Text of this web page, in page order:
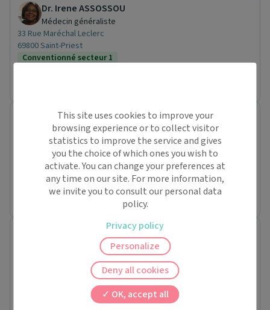
Dr. Irene ASSOSSOU
Médecin généraliste
33 Rue Maréchal Leclerc
69800 Saint-Priest
Conventionné secteur 1
Dr. Dominique HONNORAT
Endocrinologue et Métabolisme
152 Avenue Franklin Roosevelt
69500 Bron
Conventionné secteur 2
Pas de nouveaux patients
Prochaine disponibilité le :
mardi 15 septembre
Dr. Olivier FAYET
Médecin généraliste
Conventionné secteur 1
Pas de nouveaux patients
Prochaine disponibilité le :
This site uses cookies to improve your
browsing experience or to collect visitor
statistics to improve the service and gives
you the choice of which ones you wish to
activate. You can change your preferences at
any time on our site. For more information,
we invite you to consult our personal data
policy.
OK, accept all
Deny all cookies
Personalize
Privacy policy